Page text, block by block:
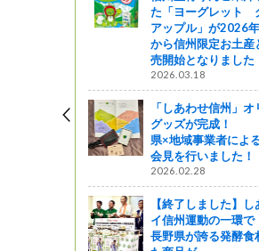
全域で始動！
2012.03.28
「地球の歩き方 信
気発売中！
2025.06.02
Calbee(カルビー)よ
産りんご”を100%
「カリッとりんごふ
から数量限定発売！
2024.07.16